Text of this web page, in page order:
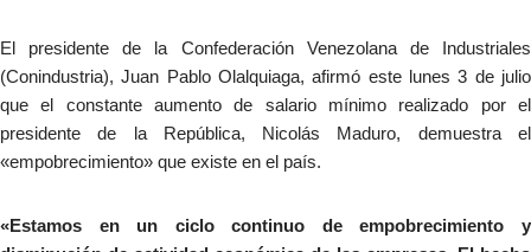
El presidente de la Confederación Venezolana de Industriales
(Conindustria), Juan Pablo Olalquiaga, afirmó este lunes 3 de julio
que el constante aumento de salario mínimo realizado por el
presidente de la República, Nicolás Maduro, demuestra el
«empobrecimiento» que existe en el país.
«Estamos en un ciclo continuo de empobrecimiento y